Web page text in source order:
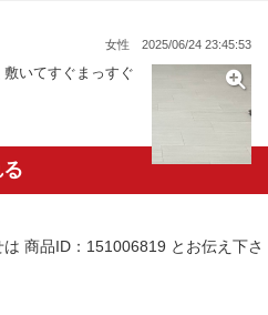
女性 2025/06/24 23:45:53
いてすぐまっすぐ
は 商品ID：151006819 とお伝え下さ